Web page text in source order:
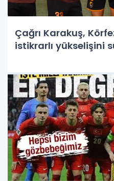
Çağrı Karakuş,
istikrarlı yükselişini